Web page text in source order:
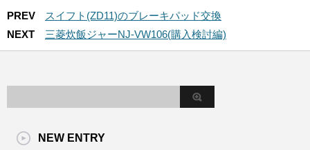
PREV
スイフト(ZD11)のブレーキパッド交換
NEXT
三菱炊飯ジャーNJ-VW106(購入検討編)
NEW ENTRY